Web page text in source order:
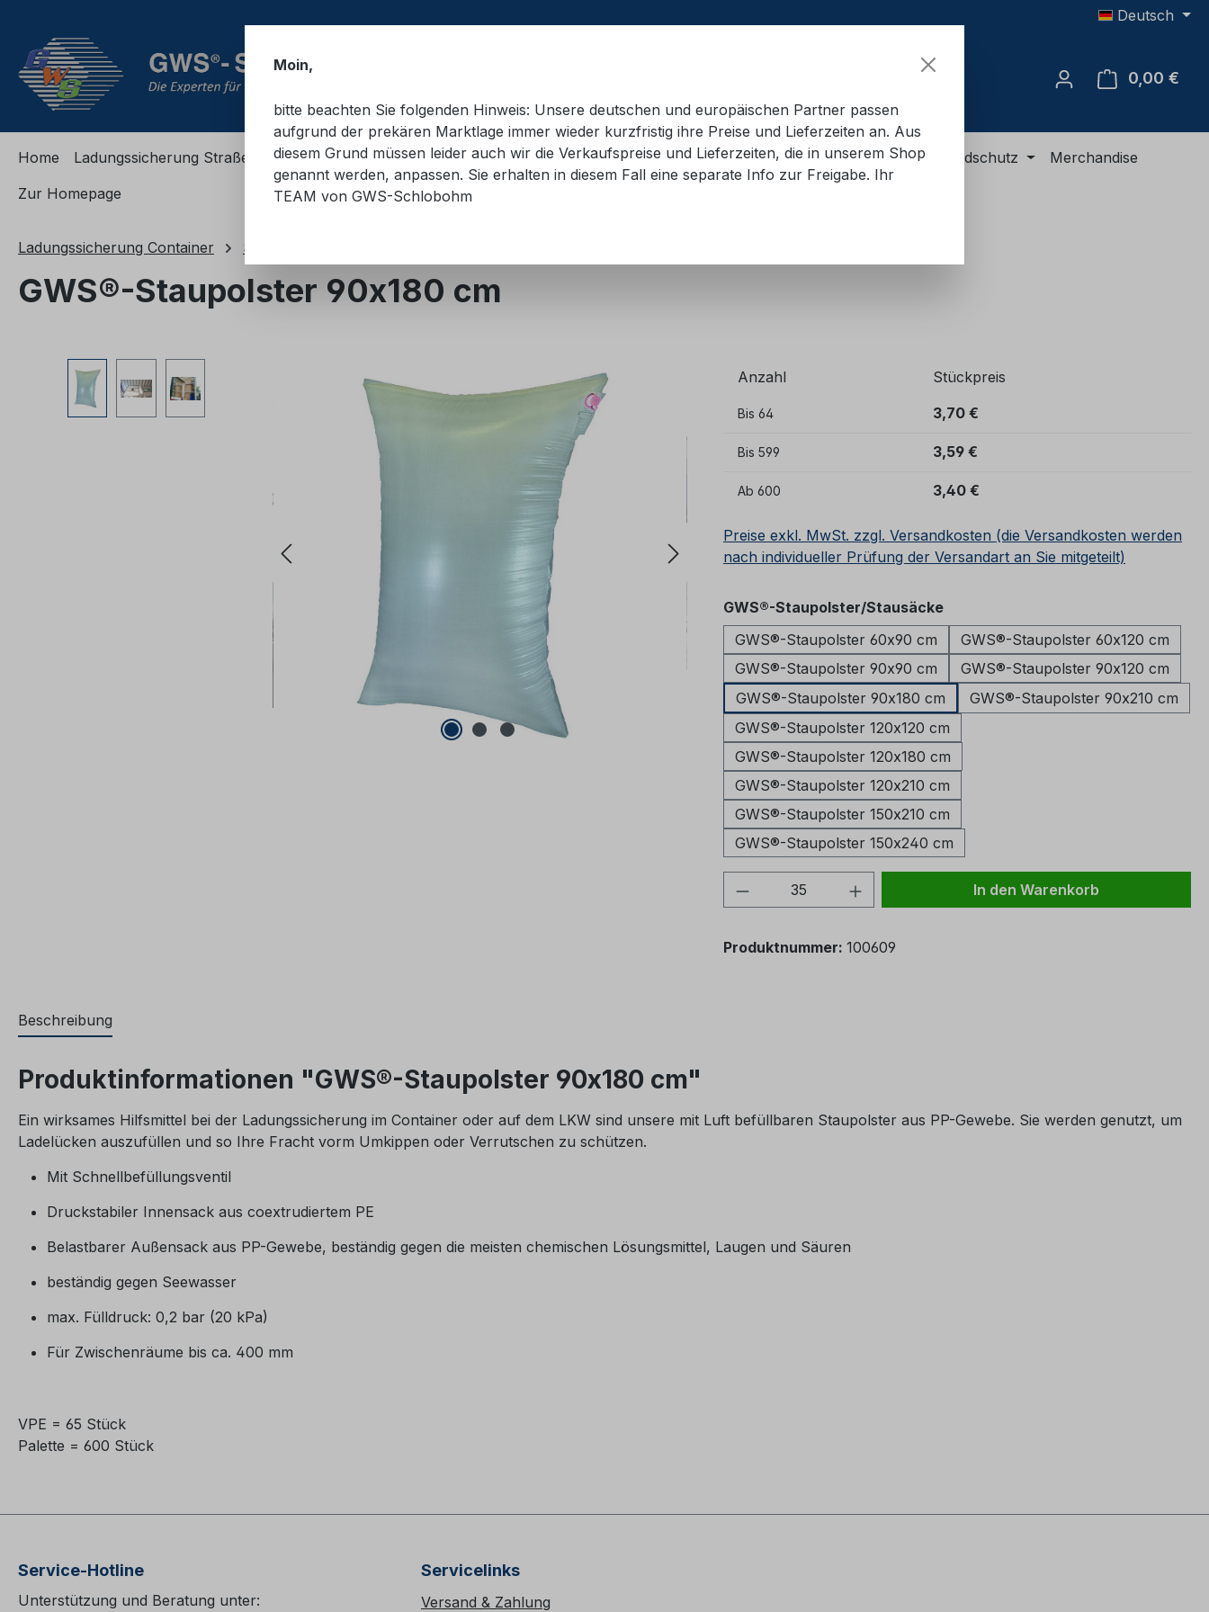
Deutsch
0,00 €
Home Ladungssicherung Straße Ladungssicherung Container Schulungsmaterial Hebetechnik ADR-Ausrüstung Brandschutz
Merchandise
Zur Homepage
Ladungssicherung Container Staupolster/Stausäcke
GWS®-Staupolster 90x180 cm
Bildergalerie überspringen Anzahl Stückpreis
Bis 64 3,70 €
Bis 599 3,59 €
Ab 600 3,40 €
Preise exkl. MwSt. zzgl. Versandkosten (die Versandkosten werden
nach individueller Prüfung der Versandart an Sie mitgeteilt)
GWS®-Staupolster/Stausäckeauswählen
GWS®-Staupolster 60x90 cm
GWS®-Staupolster 60x120 cm
GWS®-Staupolster 90x90 cm
GWS®-Staupolster 90x120 cm
GWS®-Staupolster 90x180 cm
GWS®-Staupolster 90x210 cm
GWS®-Staupolster 120x120 cm
GWS®-Staupolster 120x180 cm
GWS®-Staupolster 120x210 cm
GWS®-Staupolster 150x210 cm
GWS®-Staupolster 150x240 cm
Produkt Anzahl: Gib den gewünschten Wert
In den Warenkorb
Produktnummer: 100609
Beschreibung
Produktinformationen "GWS®-Staupolster 90x180 cm"
Ein wirksames Hilfsmittel bei der Ladungssicherung im Container oder auf dem LKW sind unsere mit Luft befüllbaren Staupolster aus PP-Gewebe. Sie werden genutzt, um
Ladelücken auszufüllen und so Ihre Fracht vorm Umkippen oder Verrutschen zu schützen.
Mit Schnellbefüllungsventil
Druckstabiler Innensack aus coextrudiertem PE
Belastbarer Außensack aus PP-Gewebe, beständig gegen die meisten chemischen Lösungsmittel, Laugen und Säuren
beständig gegen Seewasser
max. Fülldruck: 0,2 bar (20 kPa)
Für Zwischenräume bis ca. 400 mm
VPE = 65 Stück
Palette = 600 Stück
Service-Hotline
Unterstützung und Beratung unter:
Servicelinks
Versand & Zahlung
Moin,
bitte beachten Sie folgenden Hinweis: Unsere deutschen und europäischen Partner passen
aufgrund der prekären Marktlage immer wieder kurzfristig ihre Preise und Lieferzeiten an. Aus
diesem Grund müssen leider auch wir die Verkaufspreise und Lieferzeiten, die in unserem Shop
genannt werden, anpassen. Sie erhalten in diesem Fall eine separate Info zur Freigabe. Ihr
TEAM von GWS-Schlobohm